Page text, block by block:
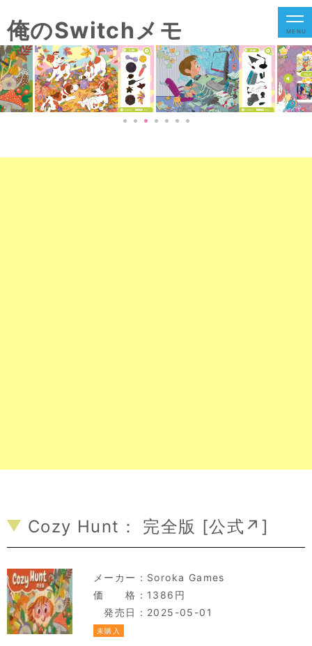
俺のSwitchメモ MENU
Cozy Hunt： 完全版 [公式↗ ]
メーカー： Soroka Games
価 格：1386円
発売日：2025-05-01
未購入